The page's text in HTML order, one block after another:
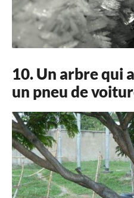
10. Un arbre qui
un pneu de